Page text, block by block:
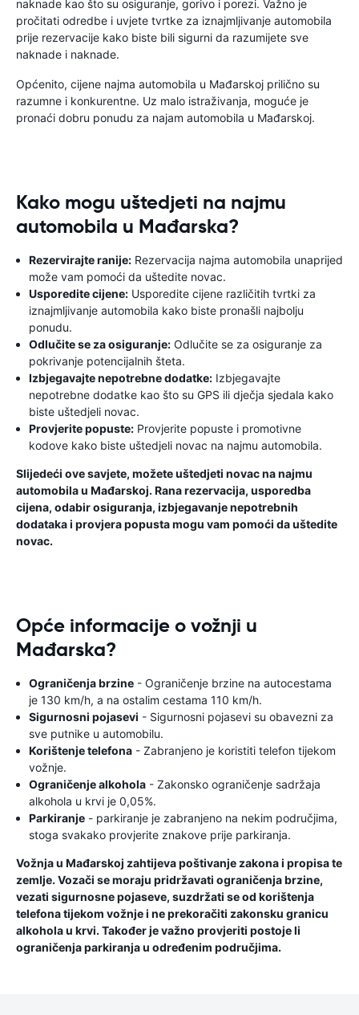
naknade kao što su osiguranje, gorivo i porezi. Važno je
pročitati odredbe i uvjete tvrtke za iznajmljivanje automobila
prije rezervacije kako biste bili sigurni da razumijete sve
naknade i naknade.
Općenito, cijene najma automobila u Mađarskoj prilično su
razumne i konkurentne. Uz malo istraživanja, moguće je
pronaći dobru ponudu za najam automobila u Mađarskoj.
Kako mogu uštedjeti na najmu
automobila u Mađarska?
Rezervirajte ranije: Rezervacija najma automobila unaprijed
može vam pomoći da uštedite novac.
Usporedite cijene: Usporedite cijene različitih tvrtki za
iznajmljivanje automobila kako biste pronašli najbolju
ponudu.
Odlučite se za osiguranje: Odlučite se za osiguranje za
pokrivanje potencijalnih šteta.
Izbjegavajte nepotrebne dodatke: Izbjegavajte
nepotrebne dodatke kao što su GPS ili dječja sjedala kako
biste uštedjeli novac.
Provjerite popuste: Provjerite popuste i promotivne
kodove kako biste uštedjeli novac na najmu automobila.
Slijedeći ove savjete, možete uštedjeti novac na najmu
automobila u Mađarskoj. Rana rezervacija, usporedba
cijena, odabir osiguranja, izbjegavanje nepotrebnih
dodataka i provjera popusta mogu vam pomoći da uštedite
novac.
Opće informacije o vožnji u
Mađarska?
Ograničenja brzine - Ograničenje brzine na autocestama
je 130 km/h, a na ostalim cestama 110 km/h.
Sigurnosni pojasevi - Sigurnosni pojasevi su obavezni za
sve putnike u automobilu.
Korištenje telefona - Zabranjeno je koristiti telefon tijekom
vožnje.
Ograničenje alkohola - Zakonsko ograničenje sadržaja
alkohola u krvi je 0,05%.
Parkiranje - parkiranje je zabranjeno na nekim područjima,
stoga svakako provjerite znakove prije parkiranja.
Vožnja u Mađarskoj zahtijeva poštivanje zakona i propisa te
zemlje. Vozači se moraju pridržavati ograničenja brzine,
vezati sigurnosne pojaseve, suzdržati se od korištenja
telefona tijekom vožnje i ne prekoračiti zakonsku granicu
alkohola u krvi. Također je važno provjeriti postoje li
ograničenja parkiranja u određenim područjima.